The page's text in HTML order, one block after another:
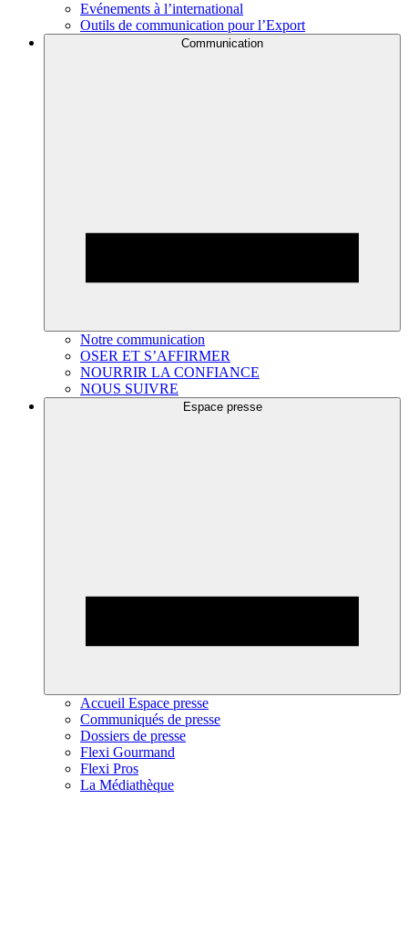
Evénements à l’international
Outils de communication pour l’Export
Communication
Notre communication
OSER ET S’AFFIRMER
NOURRIR LA CONFIANCE
NOUS SUIVRE
Espace presse
Accueil Espace presse
Communiqués de presse
Dossiers de presse
Flexi Gourmand
Flexi Pros
La Médiathèque